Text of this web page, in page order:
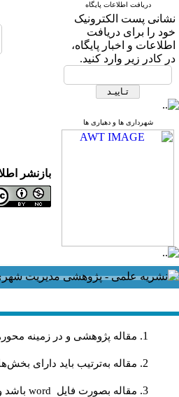
دریافت اطلاعات پایگاه
نشانی پست الکترونیک
خود را برای دریافت
اطلاعات و اخبار پایگاه،
در کادر زیر وارد کنید.
شهرداری ها و دهیاری ها
بازنشر
مقاله پژوهشی و در زمینه
مقاله به‌ترتیب باید دارای
مقاله بصورت فايل word باشد